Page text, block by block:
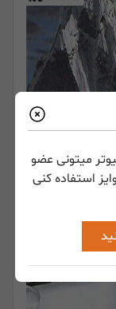
میتونی عضو
استفاده کنی